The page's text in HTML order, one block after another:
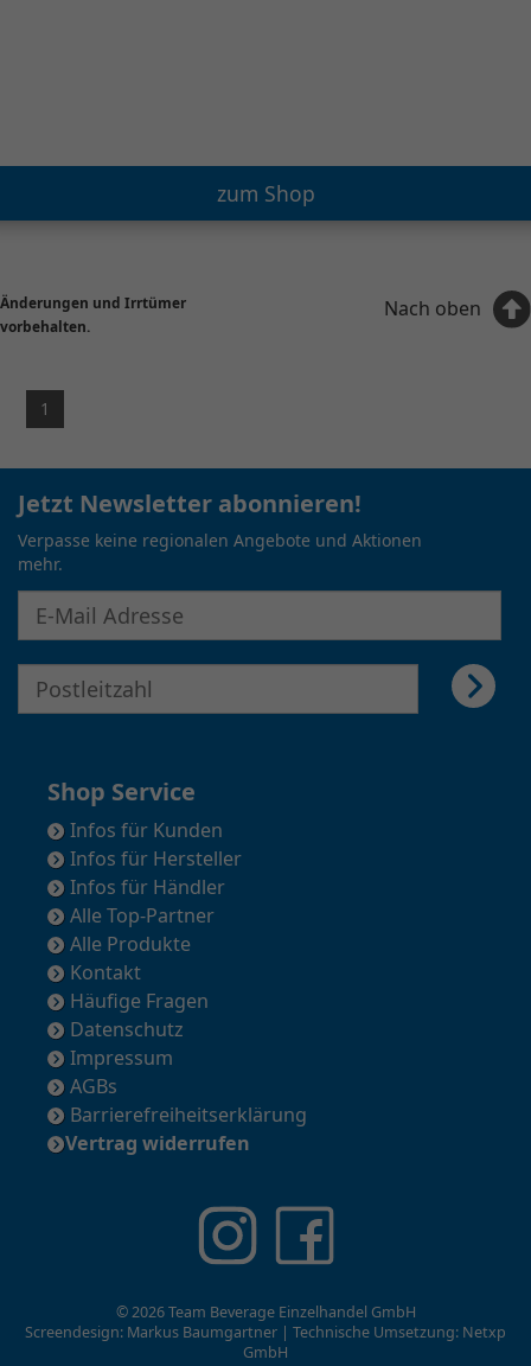
zum Shop
Änderungen und Irrtümer
vorbehalten.
Nach oben
1
Jetzt Newsletter abonnieren!
Verpasse keine regionalen Angebote und Aktionen
mehr.
Shop Service
Infos für Kunden
Infos für Hersteller
Infos für Händler
Alle Top-Partner
Alle Produkte
Kontakt
Häufige Fragen
Datenschutz
Impressum
AGBs
Barrierefreiheitserklärung
Vertrag widerrufen
© 2026 Team Beverage Einzelhandel GmbH
Screendesign: Markus Baumgartner | Technische Umsetzung: Netxp
GmbH